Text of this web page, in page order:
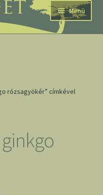
Menü
rózsagyökér” címkével